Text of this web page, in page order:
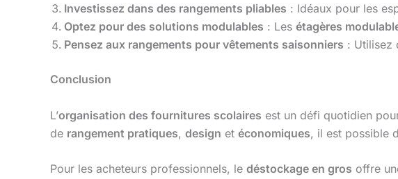
Investissez dans des rangements pliables : Idéaux pour les
Optez pour des solutions modulables : Les étagères
Pensez aux rangements pour vêtements saisonniers : Utilisez
Conclusion
L’organisation des fournitures scolaires est un défi quotidien
de rangement pratiques, design et économiques, il est possible
Pour les acheteurs professionnels, le déstockage en gros offre